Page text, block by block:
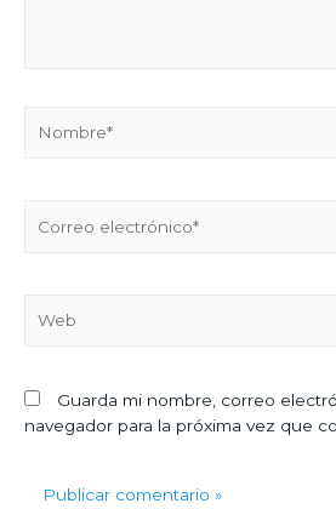
Guarda mi nombre, correo
navegador para la próxima vez que